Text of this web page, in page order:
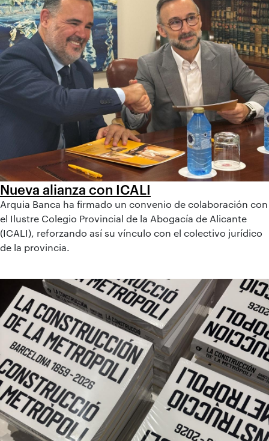
Nueva alianza con ICALI
Arquia Banca ha firmado un convenio de colaboración con
el Ilustre Colegio Provincial de la Abogacía de Alicante
(ICALI), reforzando así su vínculo con el colectivo jurídico
de la provincia.